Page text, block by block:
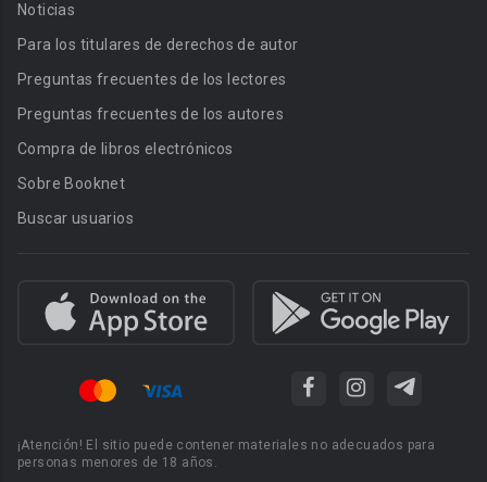
Noticias
Para los titulares de derechos de autor
Preguntas frecuentes de los lectores
Preguntas frecuentes de los autores
Compra de libros electrónicos
Sobre Booknet
Buscar usuarios
¡Atención! El sitio puede contener materiales no adecuados para
personas menores de 18 años.